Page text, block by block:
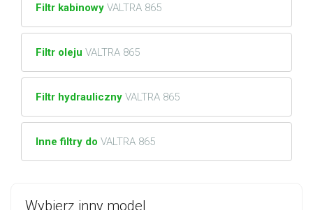
Wybierz inny model
Filtr kabinowy VALTRA 865
Filtr oleju VALTRA 865
Filtr hydrauliczny VALTRA 865
Inne filtry do VALTRA 865